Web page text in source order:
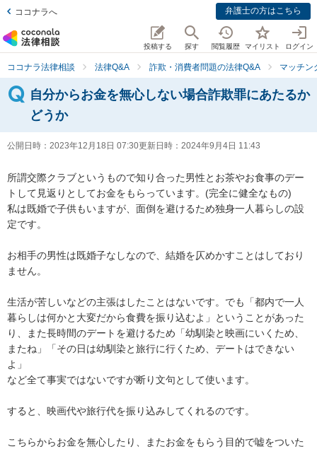
ココナラへ 弁護士の方はこちら
投稿する 探す 閲覧履歴 マイリスト ログイン
ココナラ法律相談 法律Q&A 詐欺・消費者問題の法律Q&A マッチン
自分からお金を無心しない場合詐欺罪にあたるか
どうか
公開日時： 2023年12月18日 07:30更新日時： 2024年9月4日 11:43
所謂交際クラブというもので知り合った男性とお茶やお食事のデー
トして見返りとしてお金をもらっています。(完全に健全なもの)
私は既婚で子供もいますが、面倒を避けるため独身一人暮らしの設
定です。
お相手の男性は既婚子なしなので、結婚を仄めかすことはしており
ません。
生活が苦しいなどの主張はしたことはないです。でも「都内で一人
暮らしは何かと大変だから食費を振り込むよ」ということがあった
り、また長時間のデートを避けるため「幼馴染と映画にいくため、
またね」「その日は幼馴染と旅行に行くため、デートはできない
よ」
など全て事実ではないですが断り文句として使います。
すると、映画代や旅行代を振り込みしてくれるのです。
こちらからお金を無心したり、またお金をもらう目的で嘘をついた